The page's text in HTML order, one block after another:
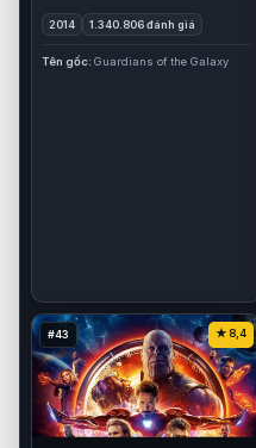
2014 1.340.806 đánh giá
Tên gốc Guardians of the Galaxy
#43 8,4